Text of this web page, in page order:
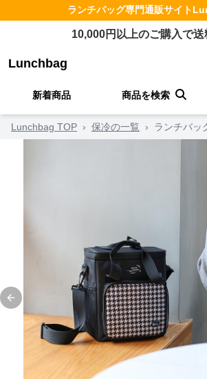
ランチバッグ専門通販サイト
10,000円以上のご購入で送
Lunchbag
新着商品 商品を検索
Lunchbag TOP › 保冷の一覧 › ランチバッ
Previous slide